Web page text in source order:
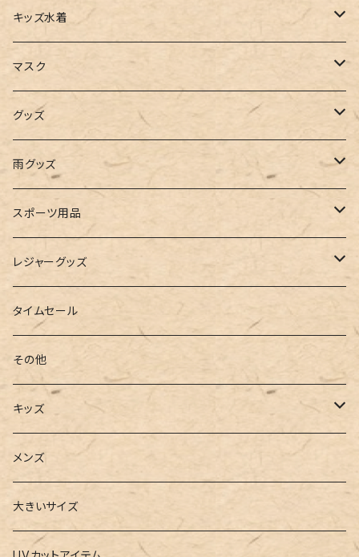
タンクトップ
キャミソール
インナー
ビスチェ
サロペット
ガウチョ
レギンス
その他
スニーカー
フラットシューズ
レインシューズ
レースアップ
ルームシューズ
インソール
ローファー
バックパック
カゴバッグ
エコバッグ
リュック
ハンドバッグ
ボストンバッグ
ワンピース
ビキニ
ワンショルダー
オフショルダー
バンドゥ
タンキニ
キャミキニ
フィットネス
2点セット
3点セット
4点セット
5点セット
キッズ水着
女の子
男の子
ユニセックス
マスク
アクセサリー
マスクケース
グッズ
帽子
ストール・マフラー
手袋
ポーチ
パスケース
ウォレット
カードケース
キーケース
メガネチェーン
雨グッズ
レインコート
スポーツ用品
トレーニング・スポーツウェア
トレーニンググッズ
ヨガウェア
ヨガソックス
ヨガグッズ
ヨガマット
レジャーグッズ
ビーチグッズ
タイムセール
その他
キッズ
Girls
水着
バレー
Boys
水着
グッズ
メンズ
大きいサイズ